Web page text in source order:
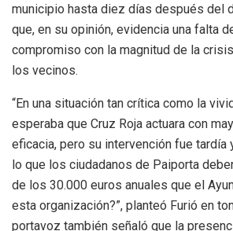
municipio hasta diez días después del
que, en su opinión, evidencia una falta
compromiso con la magnitud de la
los vecinos.
“En una situación tan crítica como la
esperaba que Cruz Roja actuara con
eficacia, pero su intervención fue tardía
lo que los ciudadanos de Paiporta
de los 30.000 euros anuales que el
esta organización?”, planteó Furió en
portavoz también señaló que la